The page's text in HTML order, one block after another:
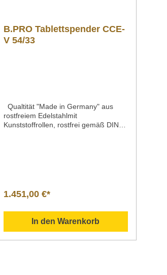
B.PRO Tablettspender CCE-
V 54/33
Qualtität "Made in Germany" aus
rostfreiem Edelstahlmit
Kunststoffrollen, rostfrei gemäß DIN
mmStapelhöhe: 700 mmMaße: L 810
1.451,00 €*
In den Warenkorb